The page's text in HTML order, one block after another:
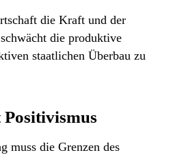
die Kraft und der
die produktive
staatlichen Überbau zu
muss die Grenzen des